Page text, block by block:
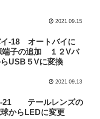
2021.09.15
イ-18 オートバイに
端子の追加 １２Vバ
USB５Vに変換
2021.09.13
21 テールレンズの
からLEDに変更